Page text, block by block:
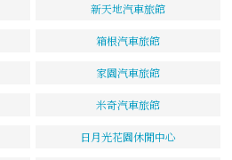
新天地汽車旅館
箱根汽車旅館
家園汽車旅館
米奇汽車旅館
日月光花園休閒中心